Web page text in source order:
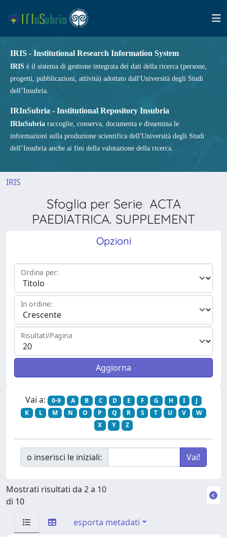
IRIS - Institutional Research Information System
IRIS è il sistema di gestione integrata dei dati della ricerca (persone,
progetti, pubblicazioni, attività) adottato dall'Università degli Studi
dell’Insubria.
IRInSubria - Institutional Repository Insubria
IRInSubria raccoglie, conserva, documenta e dissemina le
informazioni sulla produzione scientifica dell'Università degli Studi
dell’Insubria anche ai fini della valutazione della ricerca.
IRIS
Sfoglia per Serie ACTA
PAEDIATRICA. SUPPLEMENT
Opzioni
Ordina per:
In ordine:
Risultati/Pagina
Vai a: 0-9 A B C D E F G H I
J
K
L M N O P Q R S T U V
W
X
Y Z
o inserisci le iniziali:
Mostrati risultati da 2 a 10
di 10
esporta metadati